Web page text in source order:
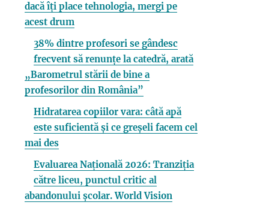
dacă îți place tehnologia, mergi pe
acest drum
38% dintre profesori se gândesc
frecvent să renunțe la catedră, arată
„Barometrul stării de bine a
profesorilor din România”
Hidratarea copiilor vara: câtă apă
este suficientă și ce greșeli facem cel
mai des
Evaluarea Națională 2026: Tranziția
către liceu, punctul critic al
abandonului școlar. World Vision